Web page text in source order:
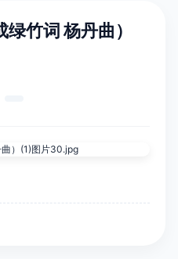
竹词 杨丹曲）